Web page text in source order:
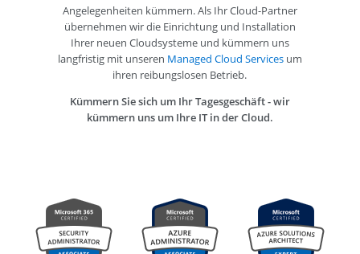
Angelegenheiten kümmern. Als Ihr Cloud-Partner
übernehmen wir die Einrichtung und Installation
Ihrer neuen Cloudsysteme und kümmern uns
langfristig mit unseren Managed Cloud Servicesum
ihren reibungslosen Betrieb.
Kümmern Sie sich um Ihr Tagesgeschäft - wir
kümmern uns um Ihre IT in der Cloud.